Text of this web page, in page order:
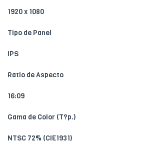
1920 x 1080
Tipo de Panel
IPS
Ratio de Aspecto
16:09
Gama de Color (T?p.)
NTSC 72% (CIE1931)